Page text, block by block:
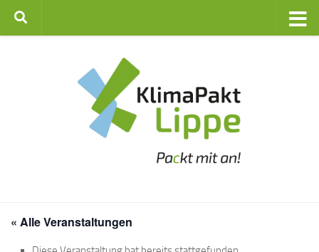
Zum Inhalt springen
« Alle Veranstaltungen